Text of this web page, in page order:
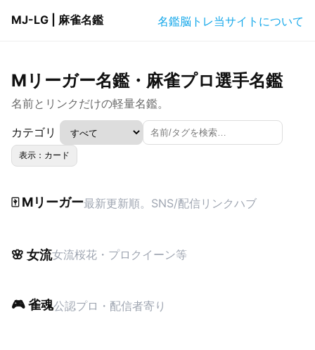
MJ-LG | 麻雀名鑑 名鑑脳トレ当サイトについて
Mリーガー名鑑・麻雀プロ選手名鑑
名前とリンクだけの軽量名鑑。
カテゴリ
表示：カード
🀄 Mリーガー最新更新順。SNS/配信リンクハブ
🌸 女流女流桜花・プロクイーン等
🎮 雀魂公認プロ・配信者寄り